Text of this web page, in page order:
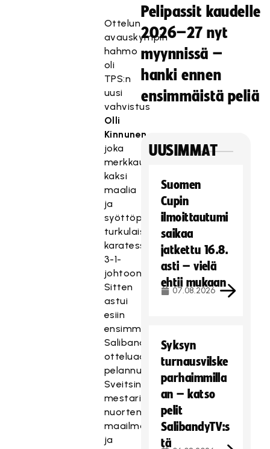
Ottelun
avauskympin
hahmo
oli
TPS:n
uusi
vahvistus
Olli
Kinnunen
joka
merkkautti
kaksi
maalia
ja
syöttöpisteen
turkulaisten
karatessa
3-1-
johtoon.
Sitten
astui
esiin
ensimmäistä
Salibandyliigan
otteluaan
pelannut
Sveitsin
mestari,
nuorten
maailmanmestari
ja
Pelipassit kaudelle
2026–27 nyt
myynnissä –
hanki ennen
ensimmäistä peliä
UUSIMMAT
Suomen
Cupin
ilmoittautumi
saikaa
jatkettu 16.8.
asti – vielä
ehtii mukaan
07.08.2026
Syksyn
turnausvilske
parhaimmilla
an – katso
pelit
SalibandyTV:s
tä